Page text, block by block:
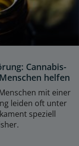
Cannabis-
helfen
mit einer
leiden oft unter
speziell